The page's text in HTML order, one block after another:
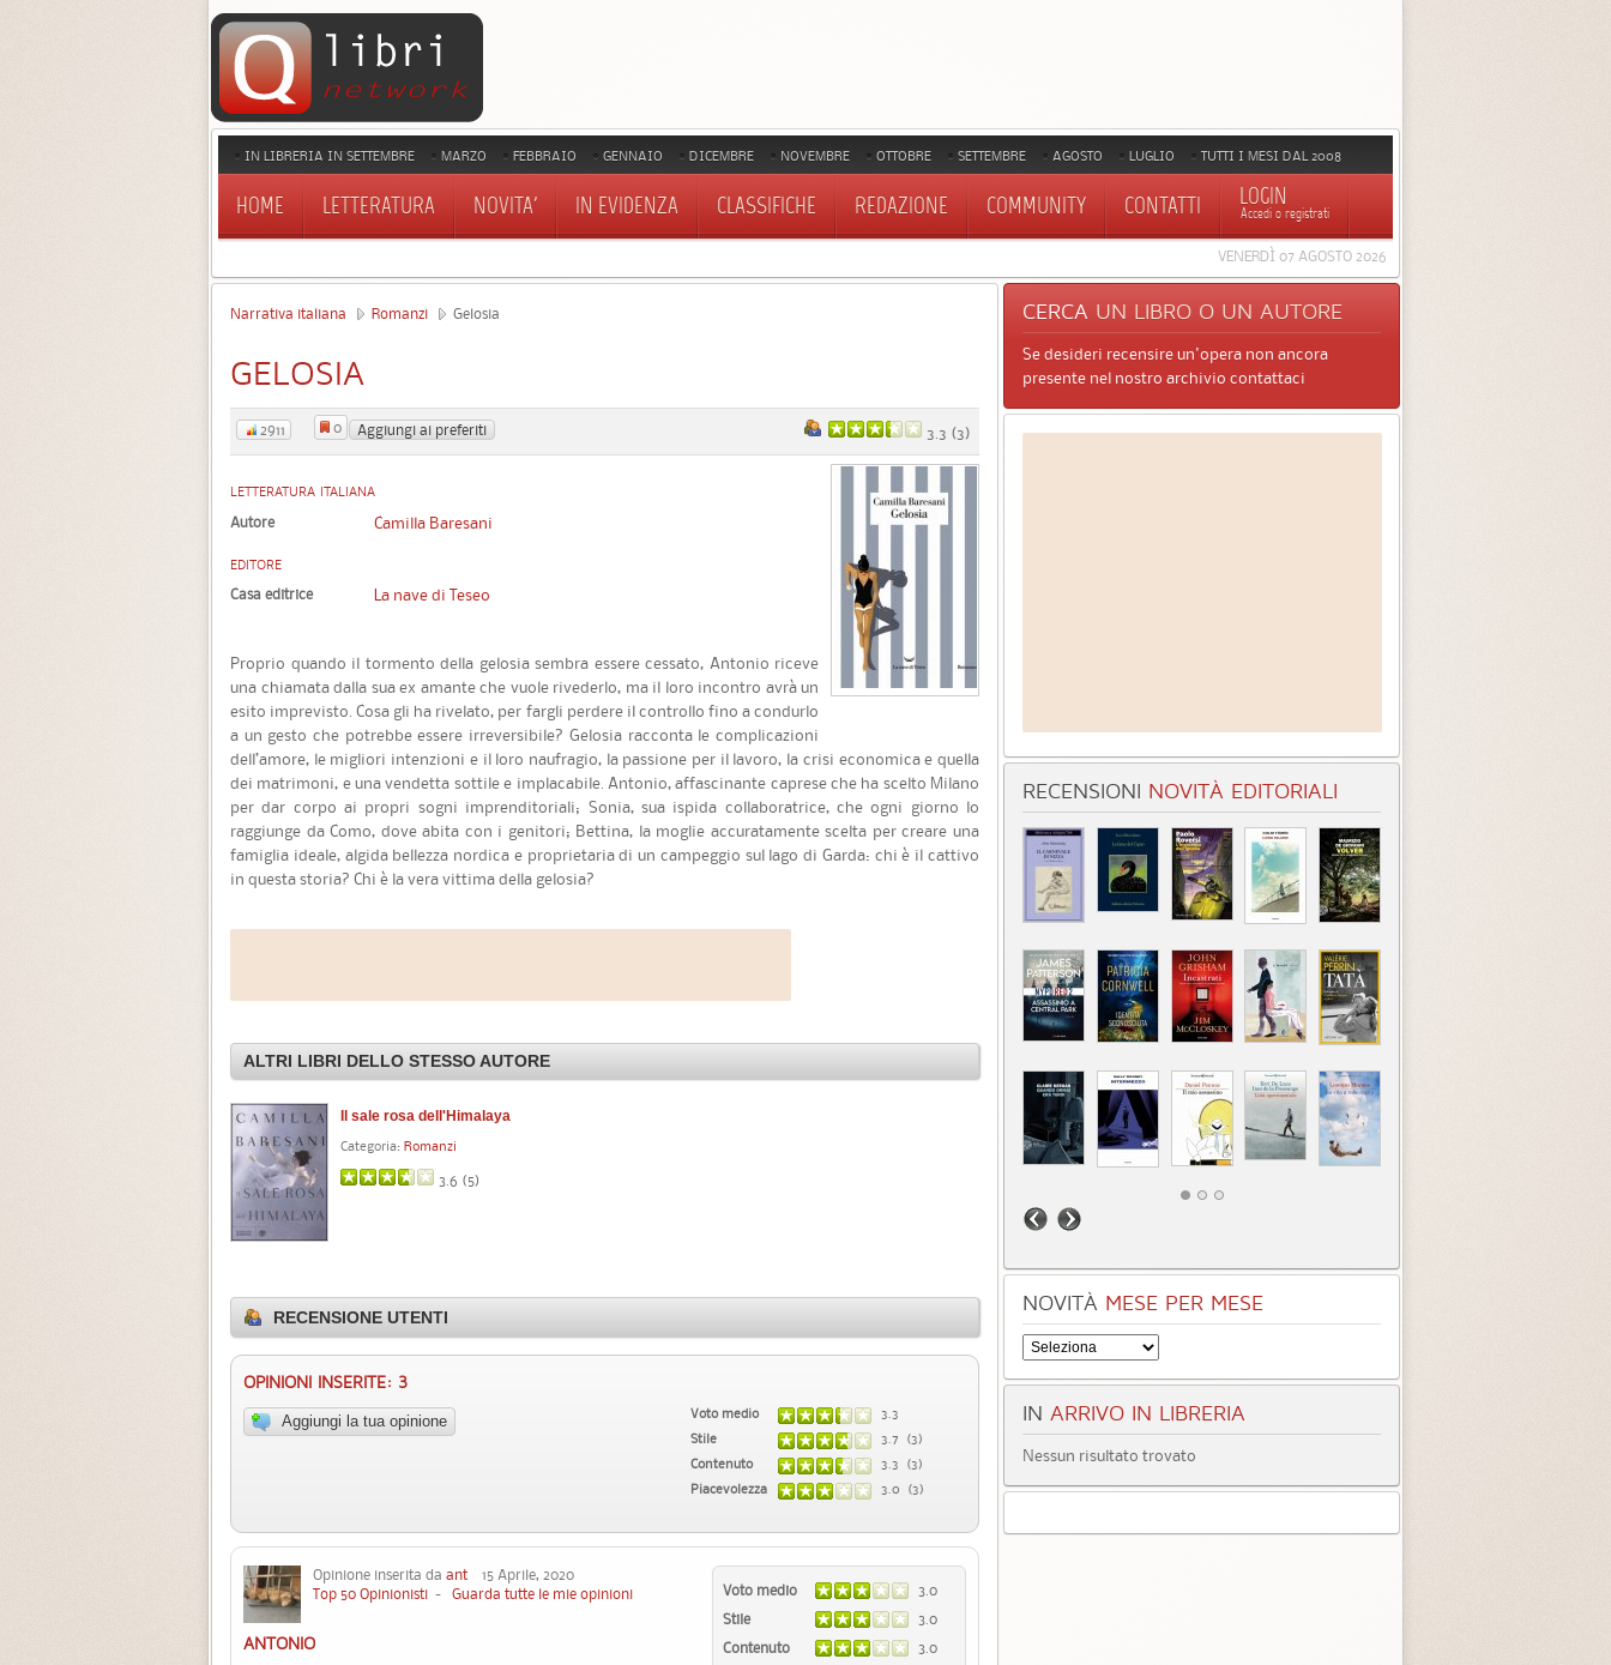
IN LIBRERIA IN SETTEMBRE MARZO FEBBRAIO GENNAIO DICEMBRE NOVEMBRE OTTOBRE SETTEMBRE AGOSTO LUGLIO TUTTI I MESI DAL 2008
HOME LETTERATURA NOVITA' IN EVIDENZA CLASSIFICHE REDAZIONE COMMUNITY CONTATTI LOGIN
Accedi o registrati
VENERDÌ 07 AGOSTO 2026
Narrativa italiana Romanzi Gelosia
GELOSIA
3.3 (3)
2911 0 Aggiungi ai preferiti
LETTERATURA ITALIANA
Autore Camilla Baresani
EDITORE
Casa editrice La nave di Teseo
Proprio quando il tormento della gelosia sembra essere cessato, Antonio riceve
una chiamata dalla sua ex amante che vuole rivederlo, ma il loro incontro avrà un
esito imprevisto. Cosa gli ha rivelato, per fargli perdere il controllo fino a condurlo
a un gesto che potrebbe essere irreversibile? Gelosia racconta le complicazioni
dell’amore, le migliori intenzioni e il loro naufragio, la passione per il lavoro, la crisi economica e quella
dei matrimoni, e una vendetta sottile e implacabile. Antonio, affascinante caprese che ha scelto Milano
per dar corpo ai propri sogni imprenditoriali; Sonia, sua ispida collaboratrice, che ogni giorno lo
raggiunge da Como, dove abita con i genitori; Bettina, la moglie accuratamente scelta per creare una
famiglia ideale, algida bellezza nordica e proprietaria di un campeggio sul lago di Garda: chi è il cattivo
in questa storia? Chi è la vera vittima della gelosia?
ALTRI LIBRI DELLO STESSO AUTORE
Il sale rosa dell'Himalaya
Categoria: Romanzi
3.6 (5)
RECENSIONE UTENTI
OPINIONI INSERITE: 3
Aggiungi la tua opinione Voto medio
3.3
Stile
3.7 (3)
Contenuto
3.3 (3)
Piacevolezza
3.0 (3)
Voto medio
3.0
Stile
3.0
Contenuto
3.0
Opinione inserita da ant 15 Aprile, 2020
Top 50 Opinionisti - Guarda tutte le mie opinioni
ANTONIO
CERCA UN LIBRO O UN AUTORE
Se desideri recensire un'opera non ancora
presente nel nostro archivio contattaci
RECENSIONI NOVITÀ EDITORIALI
NOVITÀ MESE PER MESE
IN ARRIVO IN LIBRERIA
Nessun risultato trovato